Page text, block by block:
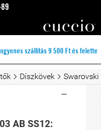
szállítás 9 500 Ft és felette
Díszkövek Swarovski
AB SS12: